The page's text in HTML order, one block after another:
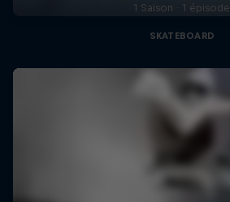
1 Saison · 1 épisode
SKATEBOARD